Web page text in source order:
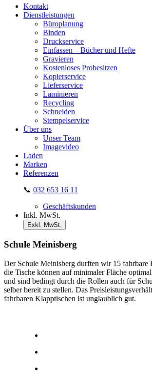
Kontakt
Dienstleistungen
Büroplanung
Binden
Druckservice
Einfassen – Bücher und Hefte
Gravieren
Kostenloses Probesitzen
Kopierservice
Lieferservice
Laminieren
Recycling
Schneiden
Stempelservice
Über uns
Unser Team
Imagevideo
Laden
Marken
Referenzen
📞 032 653 16 11
Geschäftskunden
Inkl. MwSt.
Exkl. MwSt.
Schule Meinisberg
Der Schule Meinisberg durften wir 15 fahrbare
die Tische können auf minimaler Fläche
und sind bedingt durch die Rollen auch für
selber bereit zu stellen. Das
fahrbaren Klapptischen ist unglaublich gut.